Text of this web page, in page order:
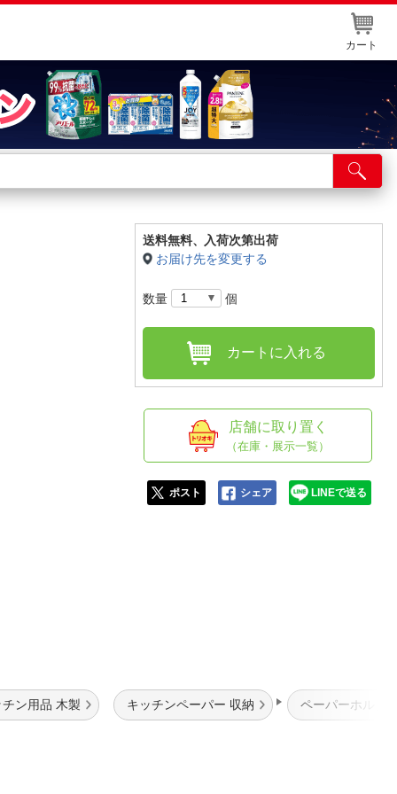
カート
舗サービス
ト取り置き
送料無料、
入荷次第出荷
お届け先を変更する
数量 個
カートに入れる
店舗に取り置く
（在庫・展示一覧）
ポスト シェア LINEで送る
チン用品 木製 キッチンペーパー 収納 ペーパーホルダ